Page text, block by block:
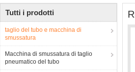
Tutti i prodotti
taglio del tubo e macchina di
smussatura
Macchina di smussatura di taglio
pneumatico del tubo